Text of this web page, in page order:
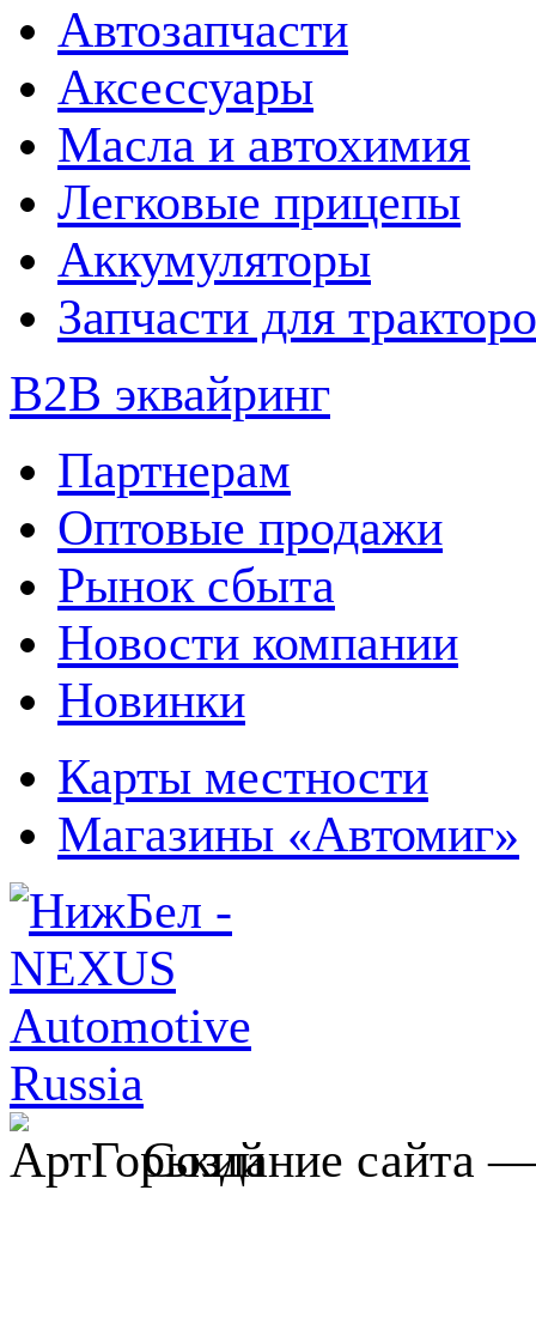
Автозапчасти
Аксессуары
Масла и автохимия
Легковые прицепы
Аккумуляторы
Запчасти для
B2B эквайринг
Партнерам
Оптовые продажи
Рынок сбыта
Новости компании
Новинки
Карты местности
Магазины «Автомиг»
Создание сайта